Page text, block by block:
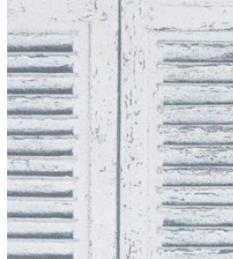
Грунтовка
ФРЕСКИ
ЛЕПНИНА
Ultrawood +
Архитектурный декор
Структура
Декор Дизайн (Decor Dizayn)
Европласт
Интерьер
Колонны
Линии
Молдинг гибкий
Пилястры